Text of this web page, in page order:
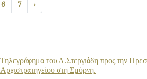
6 7 ›
Τηλεγράφημα του Α.Στεργιάδη προς την
Αρχιστρατηγείου στη Σμύρνη.